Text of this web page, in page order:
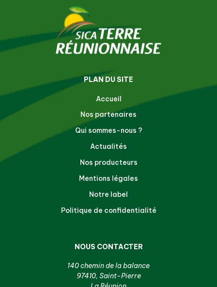
PLAN DU SITE
Accueil
Nos partenaires
Qui sommes-nous ?
Actualités
Nos producteurs
Mentions légales
Notre label
Politique de confidentialité
NOUS CONTACTER
140 chemin de la balance
97410, Saint-Pierre